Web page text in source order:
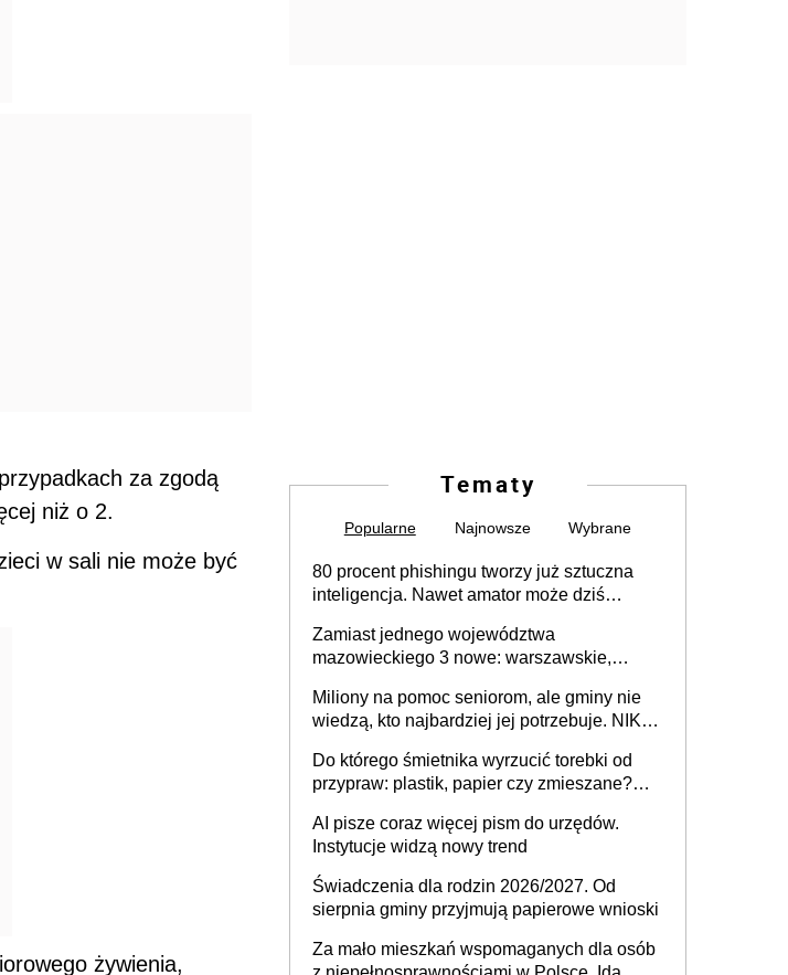
za zgodą
niż o 2.
w sali nie może być
żywienia,
Tematy
Popularne Najnowsze Wybrane
80 procent phishingu tworzy już sztuczna
inteligencja. Nawet amator może dziś
Zamiast jednego województwa
mazowieckiego 3 nowe: warszawskie,
Europie nie ma tak dużych jednostek
stołecznych
Miliony na pomoc seniorom, ale gminy nie
wiedzą, kto najbardziej jej potrzebuje. NIK
Do którego śmietnika wyrzucić torebki od
przypraw: plastik, papier czy zmieszane?
AI pisze coraz więcej pism do urzędów.
Instytucje widzą nowy trend
Świadczenia dla rodzin 2026/2027. Od
sierpnia gminy przyjmują papierowe wnioski
Za mało mieszkań wspomaganych dla osób